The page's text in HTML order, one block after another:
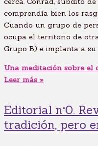
comprendía bien los
Cuando un grupo de
ocupa el territorio de
Grupo B) e implanta a su
Una meditación sobre el
Leer más »
Editorial n°0.
tradición, pero